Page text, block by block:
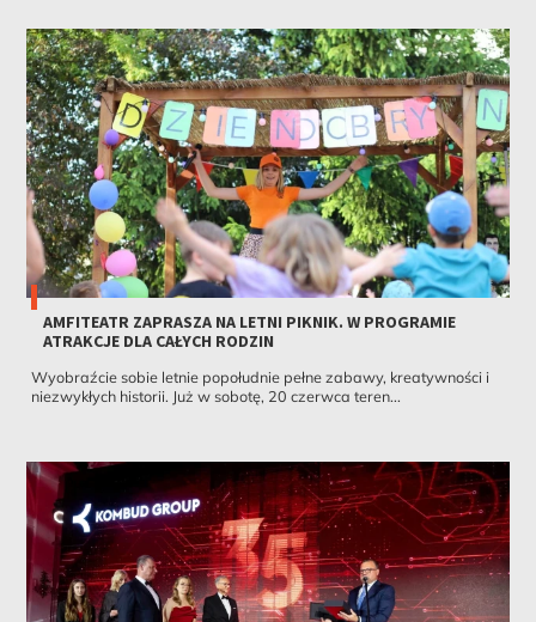
AMFITEATR ZAPRASZA NA LETNI PIKNIK. W PROGRAMIE
ATRAKCJE DLA CAŁYCH RODZIN
Wyobraźcie sobie letnie popołudnie pełne zabawy, kreatywności i
niezwykłych historii. Już w sobotę, 20 czerwca teren...